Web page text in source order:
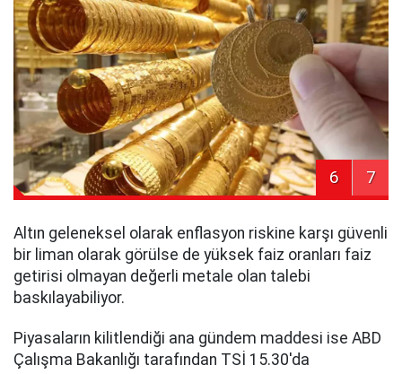
6 7
Altın geleneksel olarak enflasyon riskine karşı güvenli
bir liman olarak görülse de yüksek faiz oranları faiz
getirisi olmayan değerli metale olan talebi
baskılayabiliyor.
Piyasaların kilitlendiği ana gündem maddesi ise ABD
Çalışma Bakanlığı tarafından TSİ 15.30'da